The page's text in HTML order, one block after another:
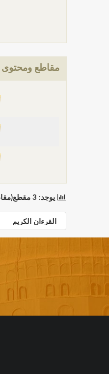
مقاطع ومحتوى
يوجد: 3 مقطع(مقاطع) في 1 صفحة(صفحات). المعروض: مقاطع 1 إلى 3.